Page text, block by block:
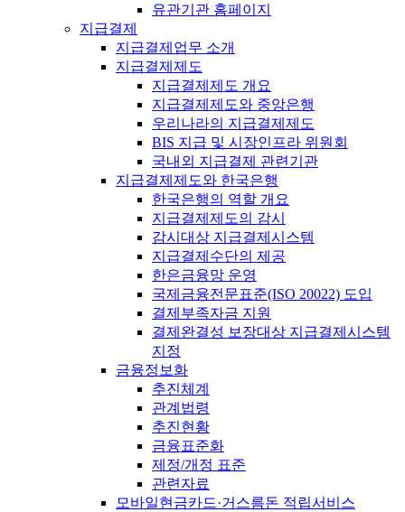
유관기관 홈페이지
지급결제
지급결제업무 소개
지급결제제도
지급결제제도 개요
지급결제제도와 중앙은행
우리나라의 지급결제제도
BIS 지급 및 시장인프라 위원회
국내외 지급결제 관련기관
지급결제제도와 한국은행
한국은행의 역할 개요
지급결제제도의 감시
감시대상 지급결제시스템
지급결제수단의 제공
한은금융망 운영
국제금융전문표준(ISO 20022) 도입
결제부족자금 지원
결제완결성 보장대상 지급결제시스템
지정
금융정보화
추진체계
관계법령
추진현황
금융표준화
제정/개정 표준
관련자료
모바일현금카드·거스름돈 적립서비스